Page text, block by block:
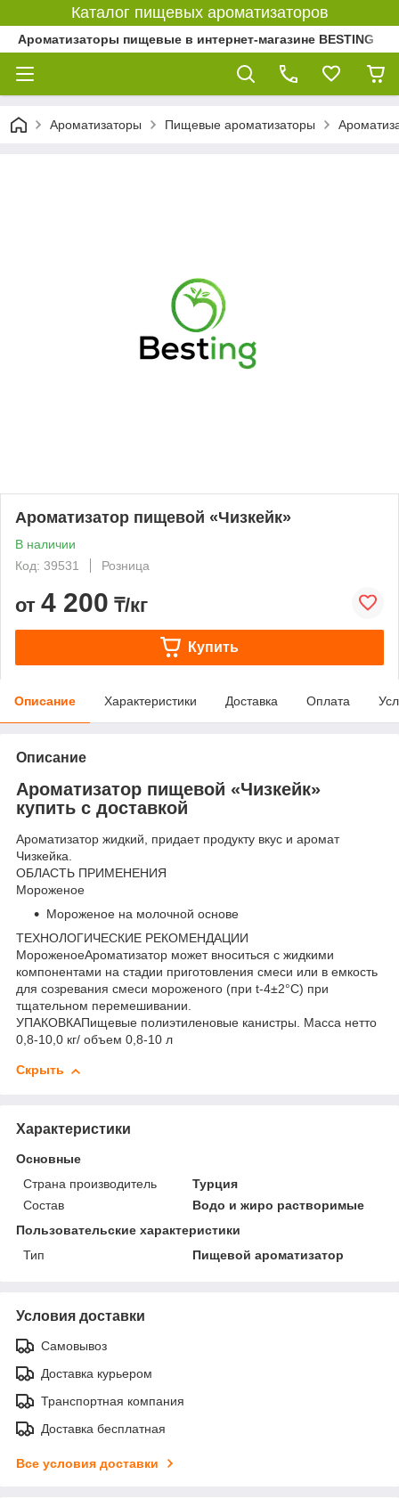
Каталог пищевых ароматизаторов
Ароматизаторы пищевые в интернет-магазине BESTING
Ароматизаторы Пищевые ароматизаторы
Ароматизатор пищевой «Чизкейк»
В наличии
Код: 39531
Розница
от 4 200 ₸/кг
Купить
Описание Характеристики Доставка Оплата
Описание
Ароматизатор пищевой «Чизкейк»
купить с доставкой
Ароматизатор жидкий, придает продукту вкус и аромат
Чизкейка.
ОБЛАСТЬ ПРИМЕНЕНИЯ
Мороженое
Мороженое на молочной основе
ТЕХНОЛОГИЧЕСКИЕ РЕКОМЕНДАЦИИ
МороженоеАроматизатор может вноситься с жидкими
компонентами на стадии приготовления смеси или в емкость
для созревания смеси мороженого (при t-4±2°C) при
тщательном перемешивании.
УПАКОВКАПищевые полиэтиленовые канистры. Масса нетто
0,8-10,0 кг/ объем 0,8-10 л
Скрыть
Характеристики
Основные
Страна производитель
Турция
Состав
Водо и жиро растворимые
Пользовательские характеристики
Тип
Пищевой ароматизатор
Условия доставки
Самовывоз
Доставка курьером
Транспортная компания
Доставка бесплатная
Все условия доставки